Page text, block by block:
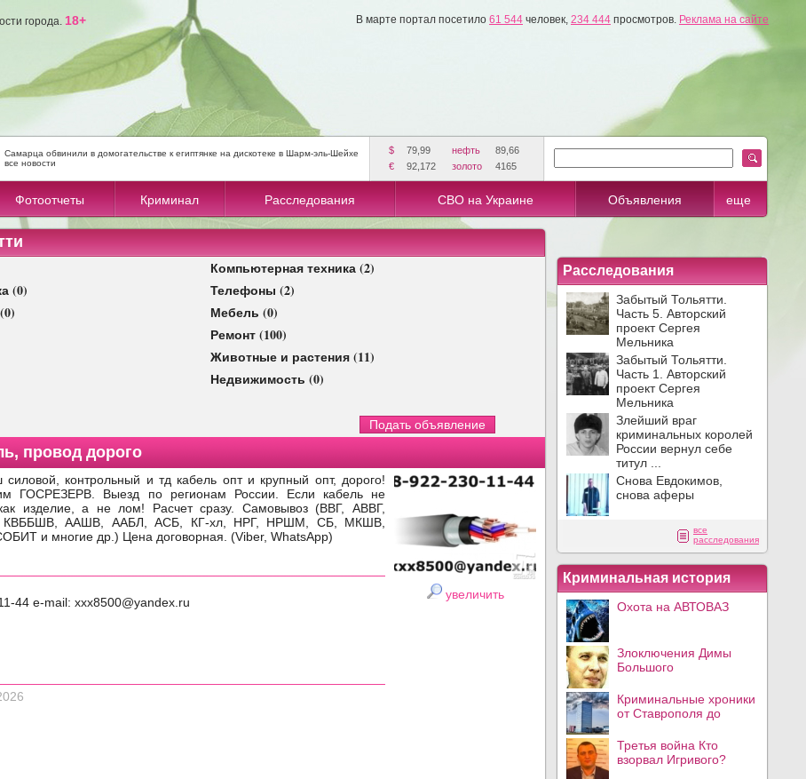
города. 18+ В марте портал посетило 61 544 человек, 234 444 просмотров. Реклама на сайте
Самарца обвинили в домогательстве к египтянке на дискотеке в Шарм-эль-Шейхе
все новости
$ 79,99 нефть
89,66
€
92,172 золото 4165
Фотоотчеты Криминал Расследования СВО на Украине Объявления еще
Компьютерная техника (2)
(0)
Телефоны (2)
Мебель (0)
Ремонт (100)
Животные и растения (11)
Недвижимость (0)
провод дорого
контрольный и тд кабель опт и крупный опт, дорого!
ГОСРЕЗЕРВ. Выезд по регионам России. Если кабель не
изделие, а не лом! Расчет сразу. Самовывоз (ВВГ, АВВГ,
ААШВ, ААБЛ, АСБ, КГ-хл, НРГ, НРШМ, СБ, МКШВ,
и многие др.) Цена договорная. (Viber, WhatsApp)
44 e-mail: xxx8500@yandex.ru
увеличить
Расследования
Забытый Тольятти.
Часть 5. Авторский
проект Сергея
Мельника
Забытый Тольятти.
Часть 1. Авторский
проект Сергея
Мельника
Злейший враг
криминальных королей
России вернул себе
титул ...
Снова Евдокимов,
снова аферы
все
расследования
Криминальная история
Охота на АВТОВАЗ
Злоключения Димы
Большого
Криминальные хроники
от Ставрополя до
Третья война Кто
взорвал Игривого?